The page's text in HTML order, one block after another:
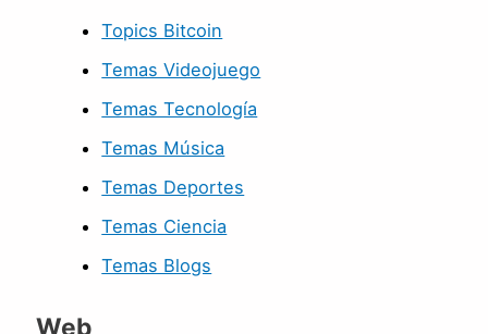
Topics Bitcoin
Temas Videojuego
Temas Tecnología
Temas Música
Temas Deportes
Temas Ciencia
Temas Blogs